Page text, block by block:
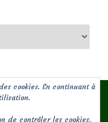
cookies. En continuant à
de contrôler les cookies,